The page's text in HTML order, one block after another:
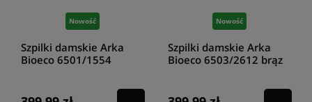
Nowość
Szpilki damskie Arka
Bioeco 6501/1554
Nowość
Szpilki damskie Arka
Bioeco 6503/2612 brąz